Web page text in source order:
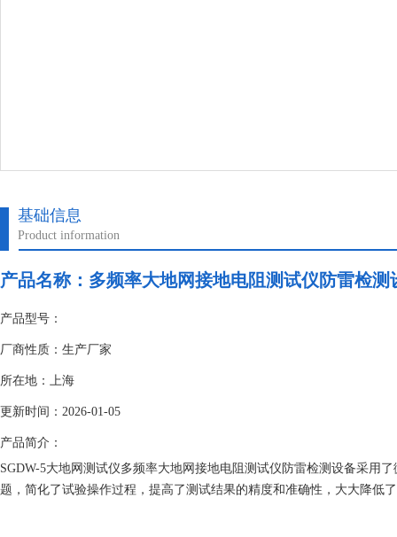
基础信息
Product information
产品名称： 多频率大地网接地电阻测试仪防雷检测
产品型号：
厂商性质：生产厂家
所在地：上海
更新时间：2026-01-05
产品简介：
SGDW-5大地网测试仪多频率大地网接地电阻测试仪防雷检测设备采用
题，简化了试验操作过程，提高了测试结果的精度和准确性，大大降低